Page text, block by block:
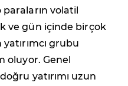
volatil
ve gün içinde birçok
grubu
oluyor. Genel
yatırımı uzun